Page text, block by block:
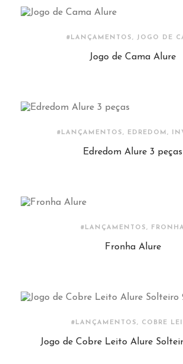
#LANÇAMENTOS, JOGO DE
Jogo de Cama Alure
#LANÇAMENTOS, EDREDOM,
Edredom Alure 3 peças
#LANÇAMENTOS, FRONHA
Fronha Alure
#LANÇAMENTOS, COBRE
Jogo de Cobre Leito Alure